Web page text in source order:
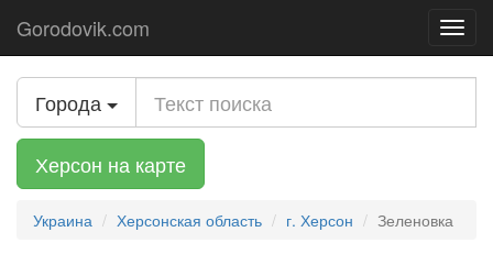
Gorodovik.com
Города
Херсон на карте
Украина Херсонская область г. Херсон Зеленовка